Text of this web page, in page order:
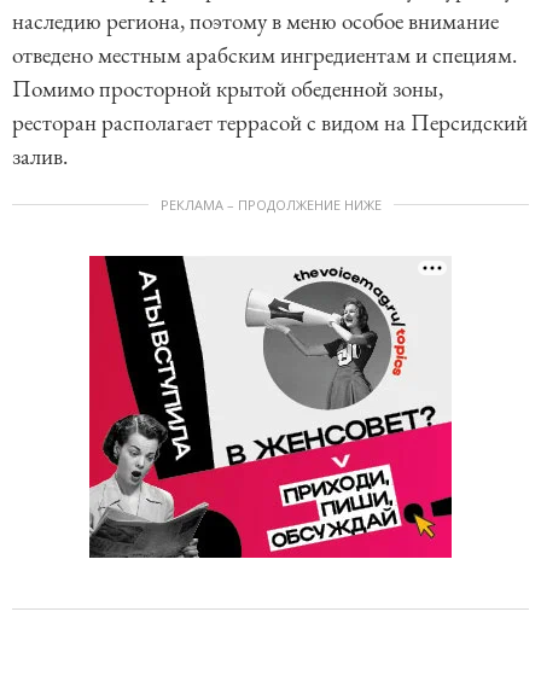
наследию региона, поэтому в меню особое внимание
отведено местным арабским ингредиентам и специям.
Помимо просторной крытой обеденной зоны,
ресторан располагает террасой с видом на Персидский
залив.
РЕКЛАМА – ПРОДОЛЖЕНИЕ НИЖЕ